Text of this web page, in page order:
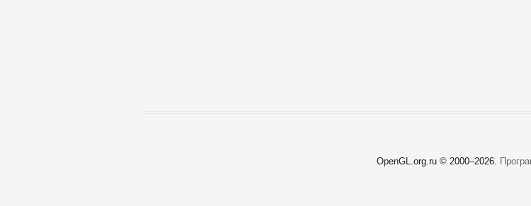
OpenGL.org.ru © 2000–2026.